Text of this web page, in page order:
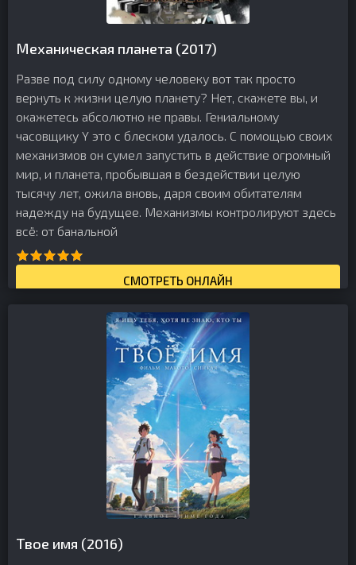
Механическая планета (2017)
Разве под силу одному человеку вот так просто
вернуть к жизни целую планету? Нет, скажете вы, и
окажетесь абсолютно не правы. Гениальному
часовщику Y это с блеском удалось. С помощью своих
механизмов он сумел запустить в действие огромный
мир, и планета, пробывшая в бездействии целую
тысячу лет, ожила вновь, даря своим обитателям
надежду на будущее. Механизмы контролируют здесь
всё: от банальной
СМОТРЕТЬ ОНЛАЙН
Твое имя (2016)